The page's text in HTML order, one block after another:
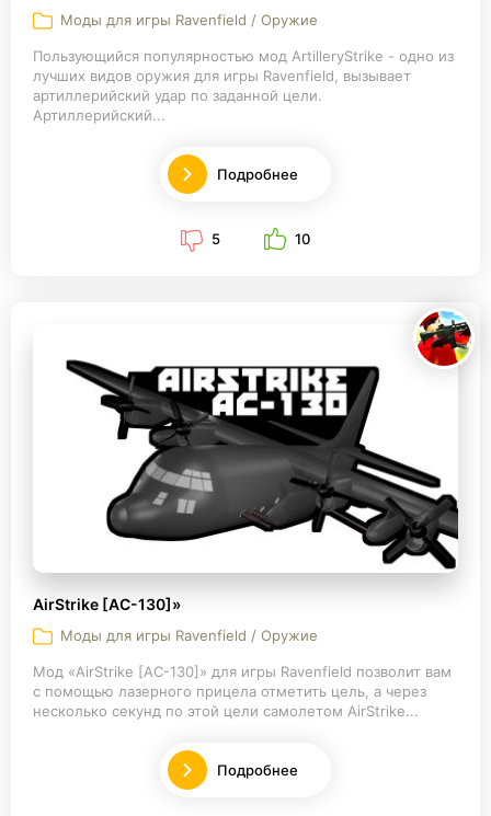
Моды для игры Ravenfield / Оружие
Пользующийся популярностью мод ArtilleryStrike - одно из
лучших видов оружия для игры Ravenfield, вызывает
артиллерийский удар по заданной цели.
Артиллерийский...
Подробнее
5 10
AirStrike [AC-130]»
Моды для игры Ravenfield / Оружие
Мод «AirStrike [AC-130]» для игры Ravenfield позволит вам
с помощью лазерного прицела отметить цель, а через
несколько секунд по этой цели самолетом AirStrike...
Подробнее